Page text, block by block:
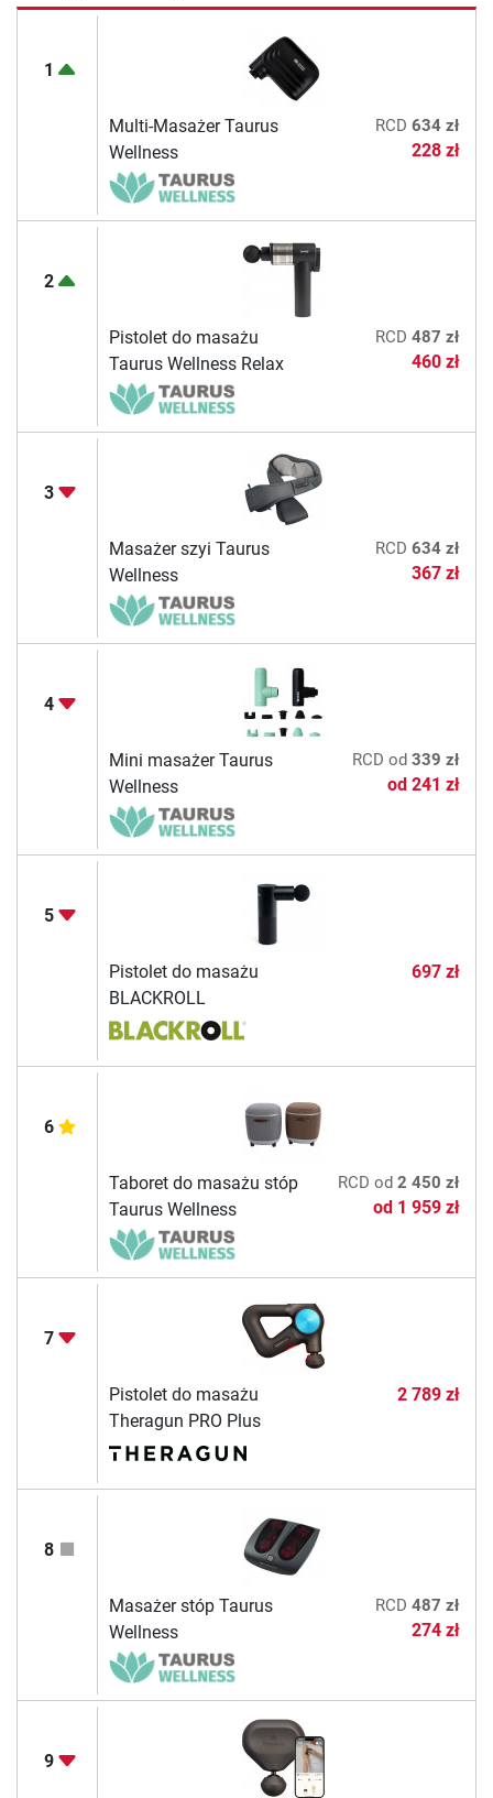
1
Multi-Masażer Taurus
Wellness
RCD 634 zł
228 zł
2
Pistolet do masażu
Taurus Wellness Relax
RCD 487 zł
460 zł
3
Masażer szyi Taurus
Wellness
RCD 634 zł
367 zł
4
Mini masażer Taurus
Wellness
RCD od 339 zł
od 241 zł
5
Pistolet do masażu
BLACKROLL
697 zł
6
Taboret do masażu stóp
Taurus Wellness
RCD od 2 450 zł
od 1 959 zł
7
Pistolet do masażu
Theragun PRO Plus
2 789 zł
8
Masażer stóp Taurus
Wellness
RCD 487 zł
274 zł
9